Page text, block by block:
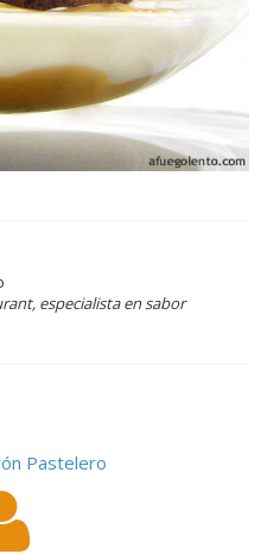
especialista en sabor
Pastelero